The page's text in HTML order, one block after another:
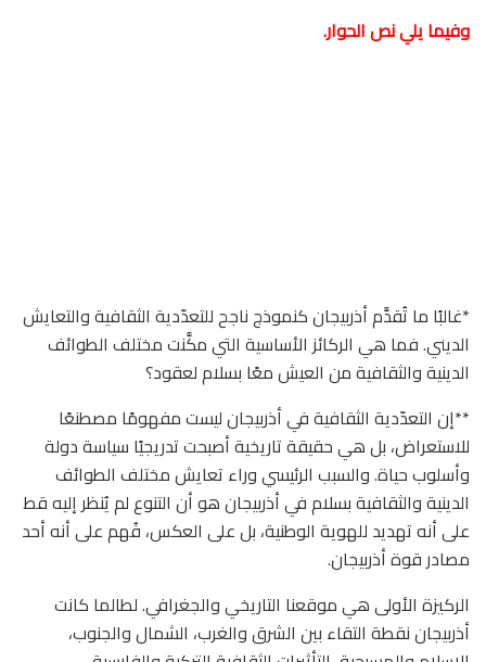
وفيما يلي نص الحوار.
*غالبًا ما تُقدَّم أذربيجان كنموذج ناجح للتعدّدية الثقافية والتعايش
الديني. فما هي الركائز الأساسية التي مكَّنت مختلف الطوائف
الدينية والثقافية من العيش معًا بسلام لعقود؟
**إن التعدّدية الثقافية في أذربيجان ليست مفهومًا مصطنعًا
للاستعراض، بل هي حقيقة تاريخية أصبحت تدريجيًا سياسة دولة
وأسلوب حياة. والسبب الرئيسي وراء تعايش مختلف الطوائف
الدينية والثقافية بسلام في أذربيجان هو أن التنوع لم يُنظر إليه قط
على أنه تهديد للهوية الوطنية، بل على العكس، فُهم على أنه أحد
مصادر قوة أذربيجان.
الركيزة الأولى هي موقعنا التاريخي والجغرافي. لطالما كانت
أذربيجان نقطة التقاء بين الشرق والغرب، الشمال والجنوب،